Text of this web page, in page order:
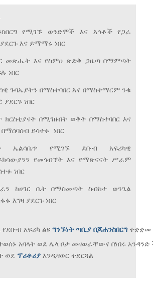
የሚገኙ ወንድሞች እና እኅቶች የጋራ
እና ይማማሩ ነበር
መጽሔት እና የስምዐ ጽድቅ ጋዜጣ በማምጣት
ነበር
ጉባኤያትን በማስተባበር እና በማስተማርም ንቁ
ያደርጉ ነበር
ክርስቲያናት በሚገዙበት ወቅት በማስተባበር እና
በማሰባሰብ ይሳተፉ ነበር
ኤልሳቤጥ የሚገኙ ደቡብ አፍሪካዊ
የመጎብኘት እና የማጽናናት ሥራም
ነበር
ከሀገር ቤት በማስመጣት ስብከተ ወንጌል
እግዛ ያደርጉ ነበር
የደቡብ አፍሪካ ልዩ ግንኙነት ጣቢያ በጆሐንስበርግ ተቋቋመ
አባላት ወደ ሌላ ቦታ መዛወራቸውና በነበሩ
ወደ ፕሪቶሪያእንዲዛወር ተደርጓል